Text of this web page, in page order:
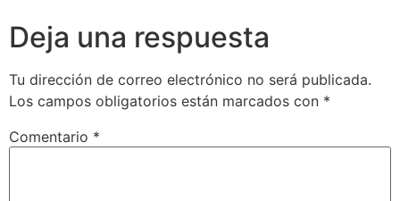
Deja una respuesta
Tu dirección de correo electrónico no será publicada.
Los campos obligatorios están marcados con *
Comentario *